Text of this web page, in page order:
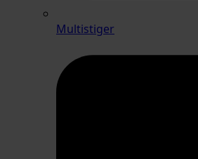
Multistiger